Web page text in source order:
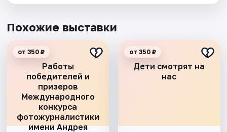
Похожие выставки
Работы
победителей и
призеров
Международного
конкурса
фотожурналистики
имени Андрея
от 350 ₽
Дети смотрят на
нас
от 350 ₽